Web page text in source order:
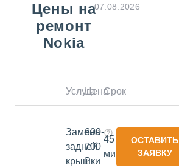
Цены на
ремонт
Nokia
07.08.2026
УслугаЦенаСрок
Замена
задней
крышки
600-
700
₽
45
минут
ОСТАВИТЬ
ЗАЯВКУ